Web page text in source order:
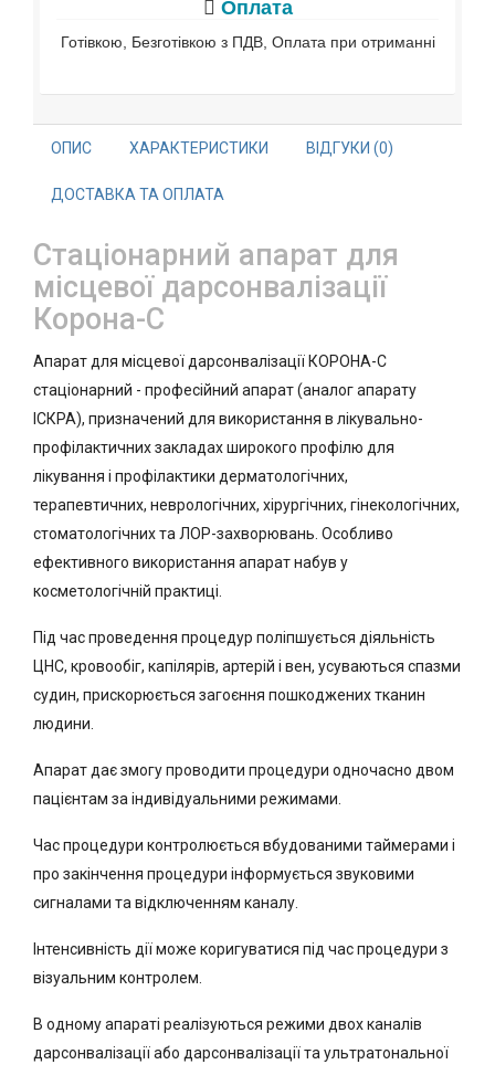
Оплата
Готівкою, Безготівкою з ПДВ, Оплата при отриманні
ОПИС ХАРАКТЕРИСТИКИ ВІДГУКИ (0)
ДОСТАВКА ТА ОПЛАТА
Стаціонарний апарат для
місцевої дарсонвалізації
Корона-С
Апарат для місцевої дарсонвалізації КОРОНА-С
стаціонарний - професійний апарат (аналог апарату
ІСКРА), призначений для використання в лікувально-
профілактичних закладах широкого профілю для
лікування і профілактики дерматологічних,
терапевтичних, неврологічних, хірургічних, гінекологічних,
стоматологічних та ЛОР-захворювань. Особливо
ефективного використання апарат набув у
косметологічній практиці.
Під час проведення процедур поліпшується діяльність
ЦНС, кровообіг, капілярів, артерій і вен, усуваються спазми
судин, прискорюється загоєння пошкоджених тканин
людини.
Апарат дає змогу проводити процедури одночасно двом
пацієнтам за індивідуальними режимами.
Час процедури контролюється вбудованими таймерами і
про закінчення процедури інформується звуковими
сигналами та відключенням каналу.
Інтенсивність дії може коригуватися під час процедури з
візуальним контролем.
В одному апараті реалізуються режими двох каналів
дарсонвалізації або дарсонвалізації та ультратональної